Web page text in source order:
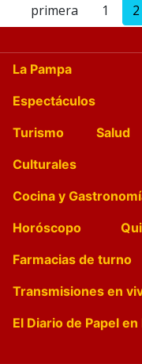
primera 1 2
La Pampa
Espectáculos
Turismo
Salud
Culturales
Cocina y
Horóscopo
Farmacias de turno
Transmisiones en
El Diario de Papel en